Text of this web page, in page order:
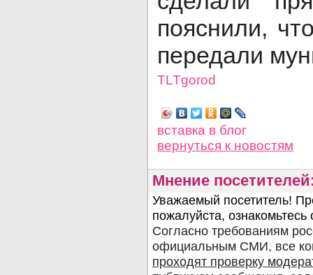
пояснили,
передали
TLTgorod
вставка в блог
вернуться к новостям
Мнение